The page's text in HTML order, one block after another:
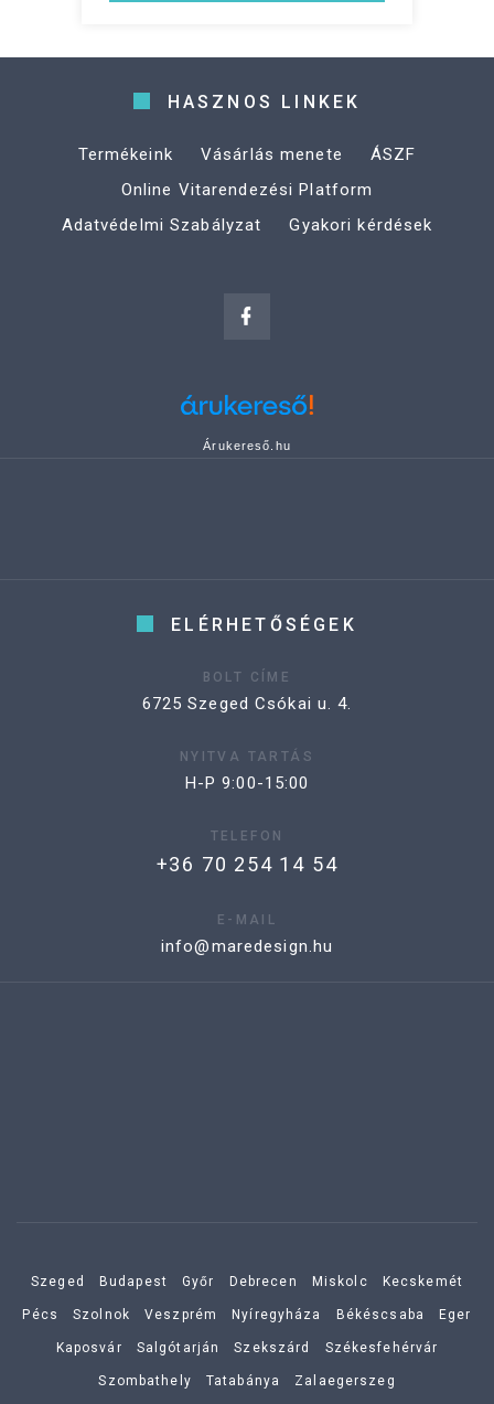
HASZNOS LINKEK
Termékeink Vásárlás menete
ÁSZF
Online Vitarendezési Platform
Adatvédelmi Szabályzat
Gyakori kérdések
Árukereső.hu
ELÉRHETŐSÉGEK
BOLT CÍME
6725 Szeged Csókai u. 4.
NYITVA TARTÁS
H-P 9:00-15:00
TELEFON
+36 70 254 14 54
E-MAIL
info@maredesign.hu
Szeged Budapest Győr Debrecen Miskolc Kecskemét
Pécs Szolnok Veszprém Nyíregyháza Békéscsaba Eger
Kaposvár Salgótarján Szekszárd Székesfehérvár
Szombathely Tatabánya Zalaegerszeg